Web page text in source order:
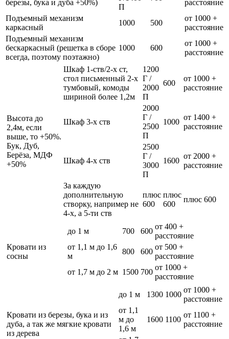
березы, бука и дуба +50%)
П
расстояние
Подъемный механизм
каркасный
1000 500
от 1000 +
расстояние
Подъемный механизм
бескаркасный (решетка в сборе
всегда, поэтому поэтажно)
1000 600
от 1000 +
расстояние
Высота до
2,4м, если
выше, то +50%.
Бук, Дуб,
Берёза, МДФ
+50%
Шкаф 1-ств/2-х ст,
стол письменный 2-х
тумбовый, комоды
шириной более 1,2м
1200
Г /
2000
П
600
от 1000 +
расстояние
Шкаф 3-х ств
2000
Г /
2500
П
1000
от 1400 +
расстояние
Шкаф 4-х ств
2500
Г /
3000
П
1600
от 2000 +
расстояние
За каждую
дополнительную
створку, например не
4-х, а 5-ти ств
плюс
600
плюс
600
плюс 600
Кровати из
сосны
до 1 м 700 600
от 400 +
расстояние
от 1,1 м до 1,6
м
800 600
от 500 +
расстояние
от 1,7 м до 2 м 1500 700
от 1000 +
расстояние
Кровати из березы, бука и из
дуба, а так же мягкие кровати
из дерева
до 1 м 1300 1000
от 1000 +
расстояние
от 1,1
м до
1,6 м
1600 1100
от 1100 +
расстояние